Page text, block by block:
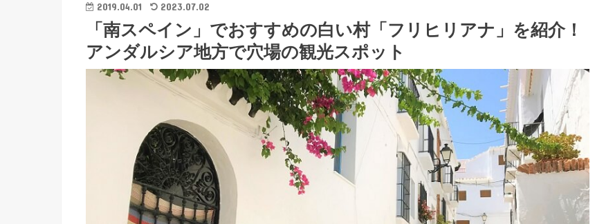
2019.04.01 2023.07.02
「南スペイン」でおすすめの白い村「フリヒリアナ」を紹介！
アンダルシア地方で穴場の観光スポット